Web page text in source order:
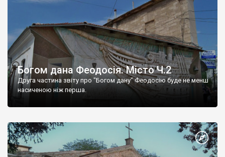
Богом дана Феодосія. Місто Ч.2
Друга частина звіту про "Богом дану" Феодосію буде не менш
насиченою ніж перша.